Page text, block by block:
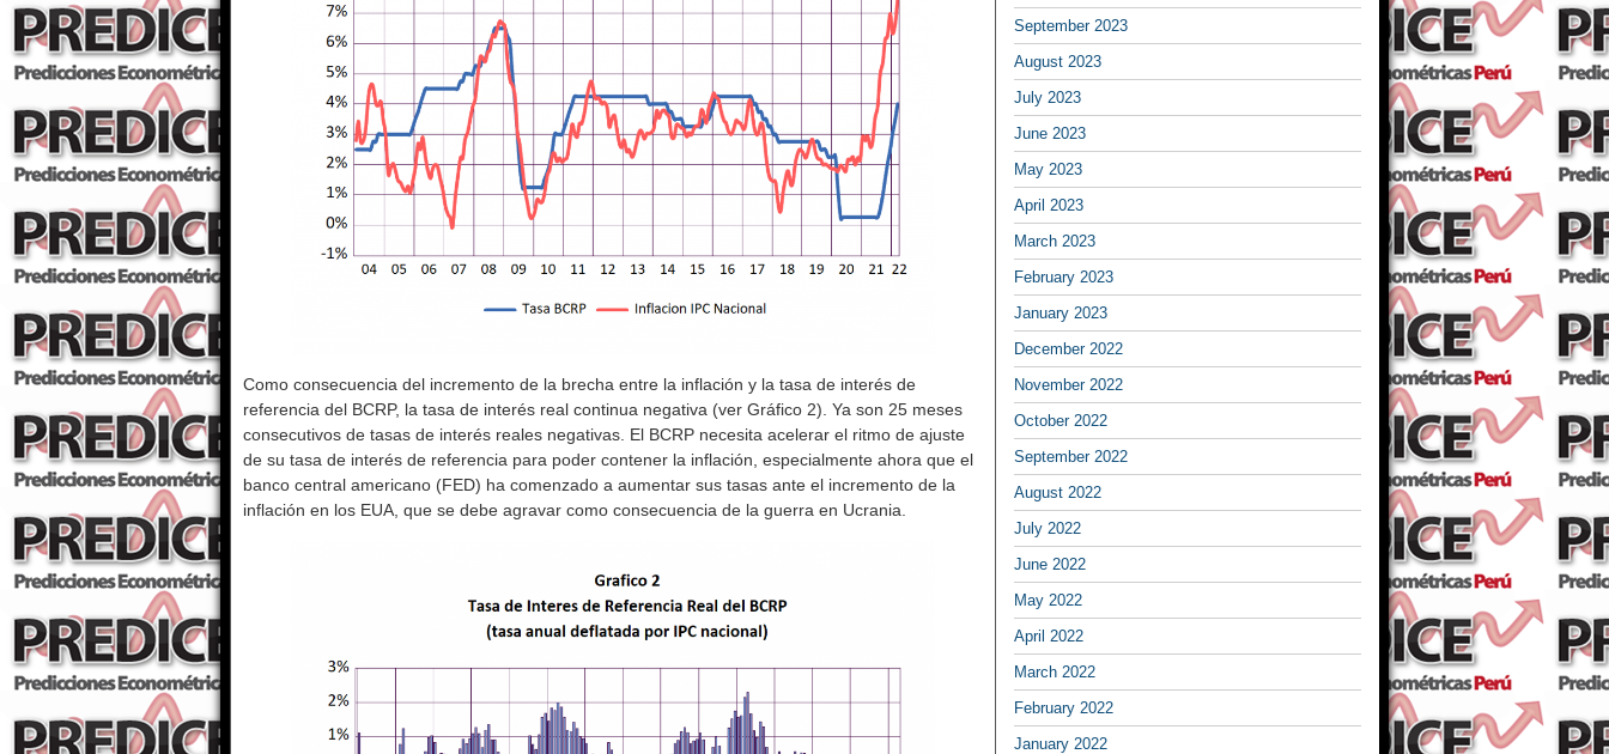
Como consecuencia del incremento de la brecha entre la inflación y la tasa de interés de
referencia del BCRP, la tasa de interés real continua negativa (ver Gráfico 2). Ya son 25 meses
consecutivos de tasas de interés reales negativas. El BCRP necesita acelerar el ritmo de ajuste
de su tasa de interés de referencia para poder contener la inflación, especialmente ahora que el
banco central americano (FED) ha comenzado a aumentar sus tasas ante el incremento de la
inflación en los EUA, que se debe agravar como consecuencia de la guerra en Ucrania.
September 2023
August 2023
July 2023
June 2023
May 2023
April 2023
March 2023
February 2023
January 2023
December 2022
November 2022
October 2022
September 2022
August 2022
July 2022
June 2022
May 2022
April 2022
March 2022
February 2022
January 2022